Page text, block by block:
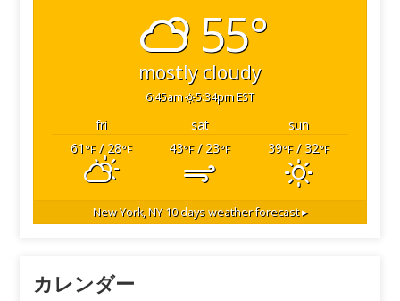
55°
mostly cloudy
6:45am 5:34pm EST
fri sat
sun
61 °F/ 28°F 43°F/ 23°F 39°F/ 32°F
New York, NY10 days weather forecast ▸
カレンダー